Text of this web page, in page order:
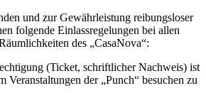
und zur Gewährleistung reibungsloser
folgende Einlassregelungen bei allen
des „CasaNova“:
(Ticket, schriftlicher Nachweis) ist
Veranstaltungen der „Punch“ besuchen zu